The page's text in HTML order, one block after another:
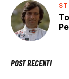
POST RECENTI